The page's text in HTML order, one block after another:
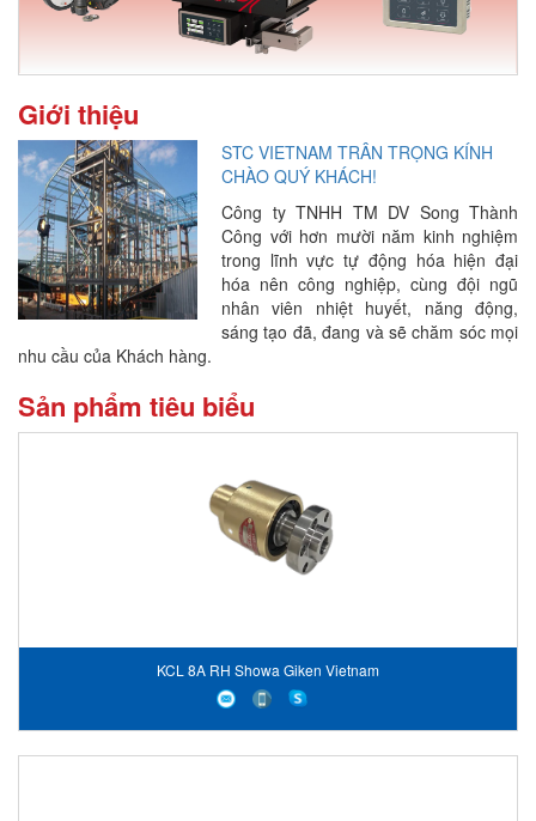
Giới thiệu
STC VIETNAM TRÂN TRỌNG KÍNH
CHÀO QUÝ KHÁCH!
Công ty TNHH TM DV Song Thành
Công với hơn mười năm kinh nghiệm
trong lĩnh vực tự động hóa hiện đại
hóa nên công nghiệp, cùng đội ngũ
nhân viên nhiệt huyết, năng động,
sáng tạo đã, đang và sẽ chăm sóc mọi
nhu cầu của Khách hàng.
Sản phẩm tiêu biểu
KCL 8A RH Showa Giken Vietnam